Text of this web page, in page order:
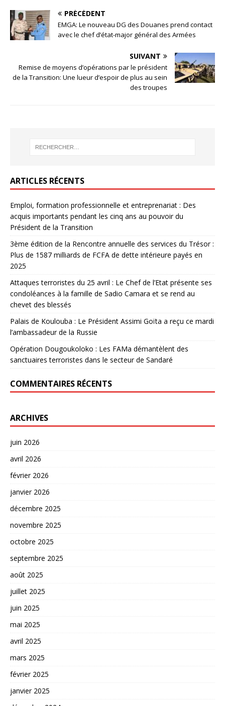
PRÉCÉDENT
EMGA: Le nouveau DG des Douanes prend contact
avec le chef d’état-major général des Armées
SUIVANT
Remise de moyens d’opérations par le président
de la Transition: Une lueur d’espoir de plus au sein
des troupes
ARTICLES RÉCENTS
Emploi, formation professionnelle et entreprenariat : Des
acquis importants pendant les cinq ans au pouvoir du
Président de la Transition
3ème édition de la Rencontre annuelle des services du Trésor :
Plus de 1587 milliards de FCFA de dette intérieure payés en
2025
Attaques terroristes du 25 avril : Le Chef de l’Etat présente ses
condoléances à la famille de Sadio Camara et se rend au
chevet des blessés
Palais de Koulouba : Le Président Assimi Goïta a reçu ce mardi
l’ambassadeur de la Russie
Opération Dougoukoloko : Les FAMa démantèlent des
sanctuaires terroristes dans le secteur de Sandaré
COMMENTAIRES RÉCENTS
ARCHIVES
juin 2026
avril 2026
février 2026
janvier 2026
décembre 2025
novembre 2025
octobre 2025
septembre 2025
août 2025
juillet 2025
juin 2025
mai 2025
avril 2025
mars 2025
février 2025
janvier 2025